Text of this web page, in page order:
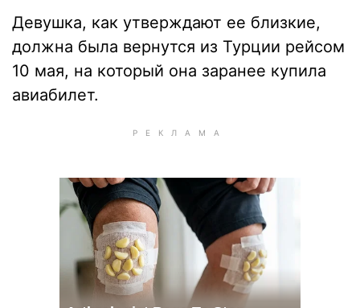
Девушка, как утверждают ее близкие,
должна была вернутся из Турции рейсом
10 мая, на который она заранее купила
авиабилет.